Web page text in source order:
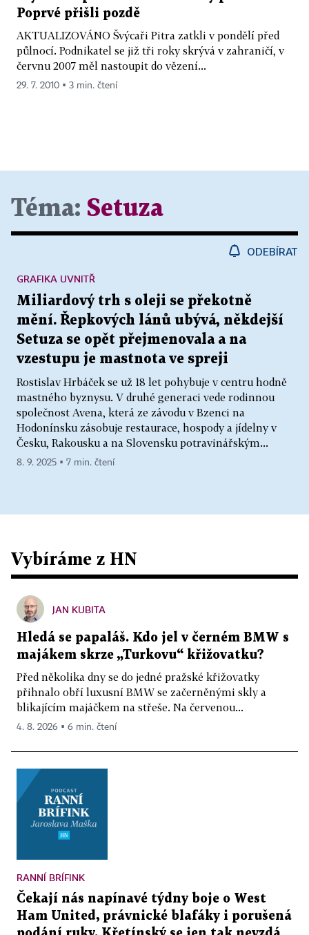
Poprvé přišli pozdě
AKTUALIZOVÁNO Švýcaři Pitra zatkli v pondělí před
půlnocí. Podnikatel se již tři roky skrývá v zahraničí, v
červnu 2007 měl nastoupit do vězení...
29. 7. 2010 ▪ 3 min. čtení
Téma: Setuza
ODEBÍRAT
Miliardový trh s oleji se překotně
mění. Řepkových lánů ubývá, někdejší
Setuza se opět přejmenovala a na
vzestupu je mastnota ve spreji
Rostislav Hrbáček se už 18 let pohybuje v centru hodně
mastného byznysu. V druhé generaci vede rodinnou
společnost Avena, která ze závodu v Bzenci na
Hodonínsku zásobuje restaurace, hospody a jídelny v
Česku, Rakousku a na Slovensku potravinářským...
GRAFIKA UVNITŘ
8. 9. 2025 ▪ 7 min. čtení
Vybíráme z HN
JAN KUBITA
Hledá se papaláš. Kdo jel v černém BMW s
majákem skrze „Turkovu“ křižovatku?
Před několika dny se do jedné pražské křižovatky
přihnalo obří luxusní BMW se začerněnými skly a
blikajícím majáčkem na střeše. Na červenou...
4. 8. 2026 ▪ 6 min. čtení
RANNÍ BRÍFINK
Čekají nás napínavé týdny boje o West
Ham United, právnické blafáky i porušená